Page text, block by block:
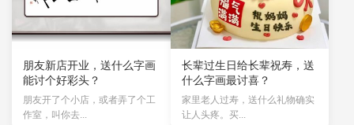
朋友新店开业，送什么字画
能讨个好彩头？
朋友开了个小店，或者弄了个工
作室，叫你去...
长辈过生日给长辈祝寿，送
什么字画最讨喜？
家里老人过寿，送什么礼物确实
让人头疼。买...